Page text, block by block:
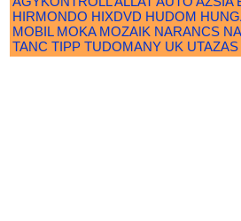
HIRMONDO HIXDVD HUDOM
MOBIL MOKA MOZAIK NARANCS
TANC TIPP TUDOMANY UK UTAZAS